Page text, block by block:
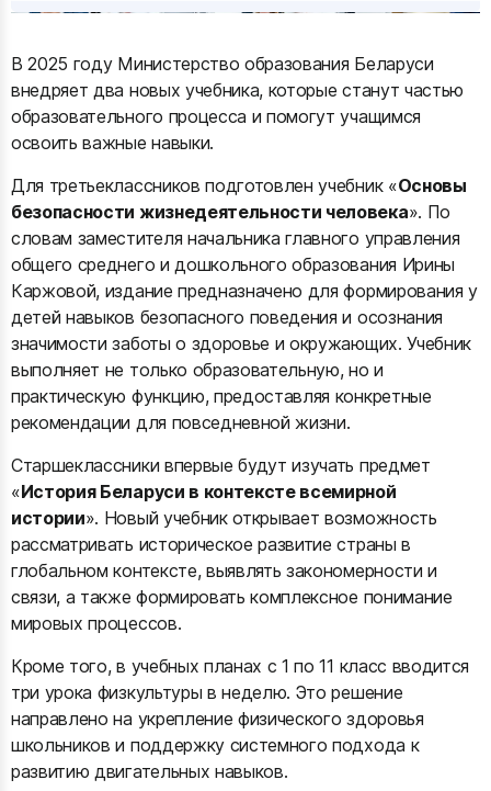
В 2025 году Министерство образования Беларуси
внедряет два новых учебника, которые станут частью
образовательного процесса и помогут учащимся
освоить важные навыки.
Для третьеклассников подготовлен учебник «Основы
безопасности жизнедеятельности человека». По
словам заместителя начальника главного управления
общего среднего и дошкольного образования Ирины
Каржовой, издание предназначено для формирования у
детей навыков безопасного поведения и осознания
значимости заботы о здоровье и окружающих. Учебник
выполняет не только образовательную, но и
практическую функцию, предоставляя конкретные
рекомендации для повседневной жизни.
Старшеклассники впервые будут изучать предмет
«История Беларуси в контексте всемирной
истории». Новый учебник открывает возможность
рассматривать историческое развитие страны в
глобальном контексте, выявлять закономерности и
связи, а также формировать комплексное понимание
мировых процессов.
Кроме того, в учебных планах с 1 по 11 класс вводится
три урока физкультуры в неделю. Это решение
направлено на укрепление физического здоровья
школьников и поддержку системного подхода к
развитию двигательных навыков.